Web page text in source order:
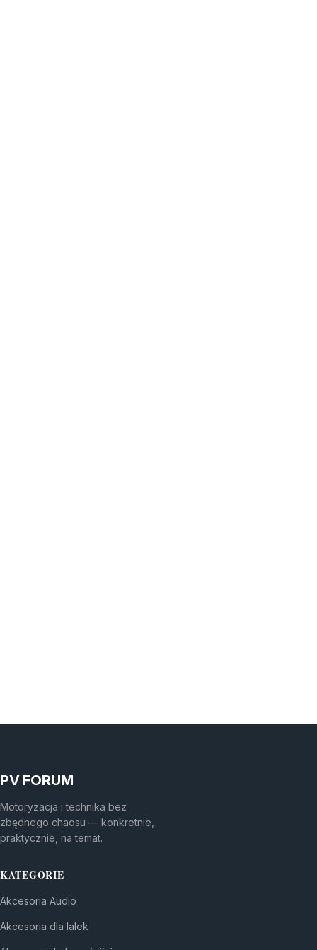
PV FORUM
Motoryzacja i technika bez
zbędnego chaosu — konkretnie,
praktycznie, na temat.
KATEGORIE
Akcesoria Audio
Akcesoria dla lalek